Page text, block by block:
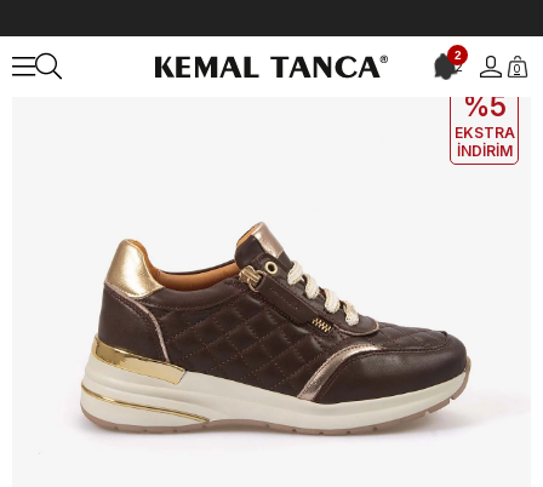
2
2 0
EKLE5
%5
EKSTRA
İNDİRİM